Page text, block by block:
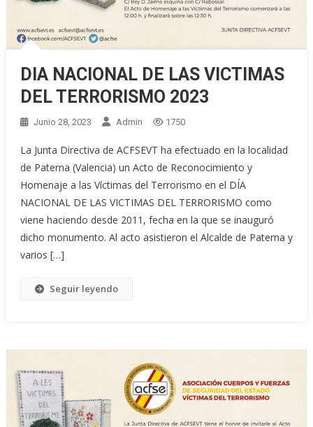
DIA NACIONAL DE LAS VICTIMAS
DEL TERRORISMO 2023
Junio 28, 2023 Admin 1750
La Junta Directiva de ACFSEVT ha efectuado en la localidad
de Paterna (Valencia) un Acto de Reconocimiento y
Homenaje a las Víctimas del Terrorismo en el DÍA
NACIONAL DE LAS VICTIMAS DEL TERRORISMO como
viene haciendo desde 2011, fecha en la que se inauguró
dicho monumento. Al acto asistieron el Alcalde de Paterna y
varios […]
Seguir leyendo